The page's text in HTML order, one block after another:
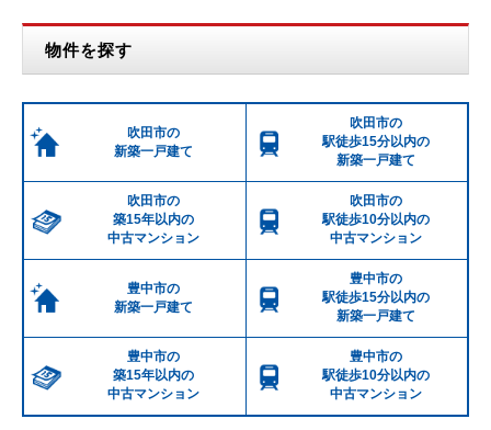
物件を探す
吹田市の
新築一戸建て
吹田市の
駅徒歩15分以内の
新築一戸建て
吹田市の
築15年以内の
中古マンション
吹田市の
駅徒歩10分以内の
中古マンション
豊中市の
新築一戸建て
豊中市の
駅徒歩15分以内の
新築一戸建て
豊中市の
築15年以内の
中古マンション
豊中市の
駅徒歩10分以内の
中古マンション